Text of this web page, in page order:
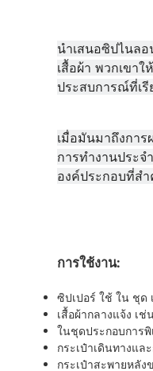
นําเสนอซิปไนลอ
เสื้อผ้า พวกเขา
ประสบการณ์ที่เรี
เมื่อมันมาถึงการ
การทํางานประจํ
องค์ประกอบที่สํ
การใช้งาน:
ซิปเปอร์ ใช้ ใน ชุด
เสื้อผ้ากลางแจ้ง เ
ในชุดประกอบการ
กระเป๋าเดินทางแ
กระเป๋าสะพายหลัง